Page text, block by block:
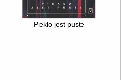
Piekło jest puste